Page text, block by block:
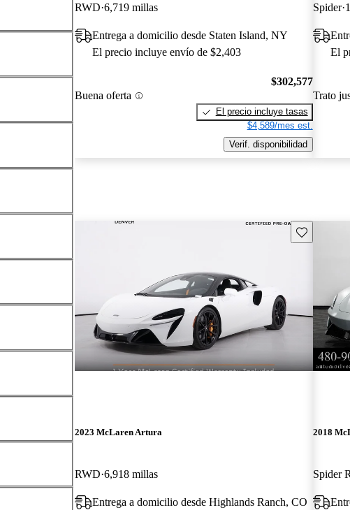
RWD 6,719 millas
Entrega a domicilio desde Staten Island, NY
El precio incluye envío de $2,403
Buena oferta
$302,577
El precio incluye tasas
$4,589/mes est.
Verif. disponibilidad
Spider
El
Trato
Guarda este
2023 McLaren Artura
RWD 6,918 millas
Entrega a domicilio desde Highlands Ranch, CO
¡Nuevo!
2018
Spider